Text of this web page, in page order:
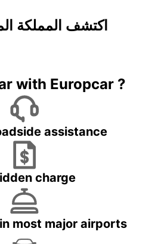
اكتشف المملكة
with Europcar ?
assistance
charge
most major airports